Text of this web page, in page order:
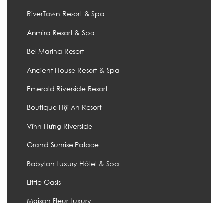
RiverTown Resort & Spa
Anmira Resort & Spa
Bel Marina Resort
Ancient House Resort & Spa
Emerald Riverside Resort
Boutique Hội An Resort
Vĩnh Hưng Riverside
Grand Sunrise Palace
Babylon Luxury Hôtel & Spa
Little Oasis
Maison Fleur Luxury